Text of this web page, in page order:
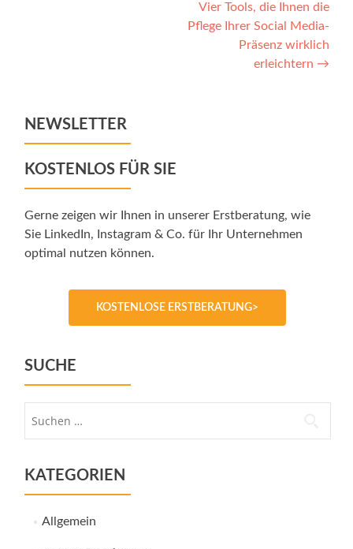
Vier Tools, die Ihnen die
Pflege Ihrer Social Media-
Präsenz wirklich
erleichtern →
NEWSLETTER
KOSTENLOS FÜR SIE
Gerne zeigen wir Ihnen in unserer Erstberatung, wie
Sie LinkedIn, Instagram & Co. für Ihr Unternehmen
optimal nutzen können.
KOSTENLOSE ERSTBERATUNG>
SUCHE
KATEGORIEN
Allgemein